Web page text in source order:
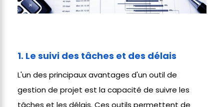
1. Le suivi des tâches et des délais
L'un des principaux avantages d'un outil de
gestion de projet est la capacité de suivre les
tâches et les délais. Ces outils permettent de